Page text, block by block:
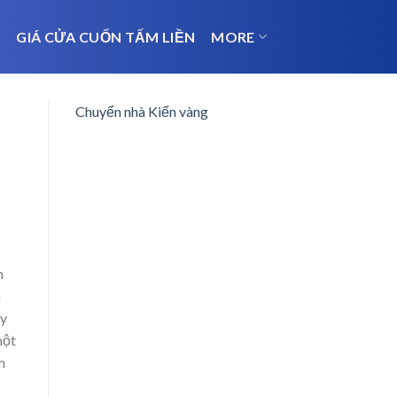
GIÁ CỬA CUỐN TẤM LIỀN MORE
Chuyển nhà Kiến vàng